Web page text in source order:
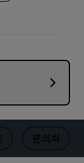
문의처